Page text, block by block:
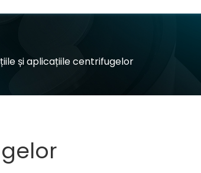
și aplicațiile centrifugelor